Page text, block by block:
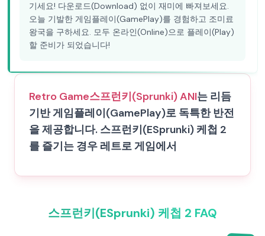
기세요! 다운로드(Download) 없이 재미에 빠져보세요.
오늘 기발한 게임플레이(GamePlay)를 경험하고 조미료
왕국을 구하세요. 모두 온라인(Online)으로 플레이(Play)
할 준비가 되었습니다!
Retro Game스프런키(Sprunki) ANI는 리듬
기반 게임플레이(GamePlay)로 독특한 반전
을 제공합니다. 스프런키(ESprunki) 케첩 2
를 즐기는 경우 레트로 게임에서
스프런키(ESprunki) 케첩 2 FAQ